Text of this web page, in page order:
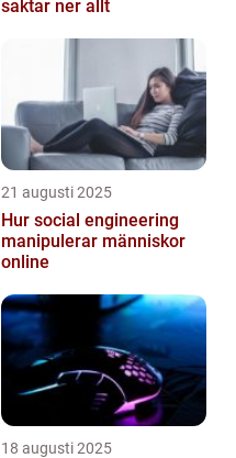
saktar ner allt
21 augusti 2025
Hur social engineering
manipulerar människor
online
18 augusti 2025